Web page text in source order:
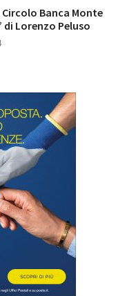
Banca Monte
Lorenzo Peluso